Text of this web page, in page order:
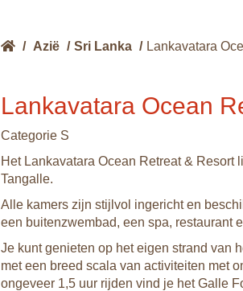
/ Azië / Sri Lanka / Lankavatara
Lankavatara Ocean
Categorie S
Het Lankavatara Ocean Retreat & Resort
Tangalle.
Alle kamers zijn stijlvol ingericht en
een buitenzwembad, een spa, restaurant
Je kunt genieten op het eigen strand van
met een breed scala van activiteiten met
ongeveer 1,5 uur rijden vind je het Galle